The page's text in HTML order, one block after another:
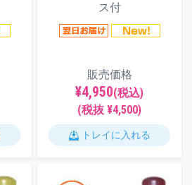
ス付
販売価格
¥4,950(税込)
(税抜 ¥4,500)
トレイに入れる